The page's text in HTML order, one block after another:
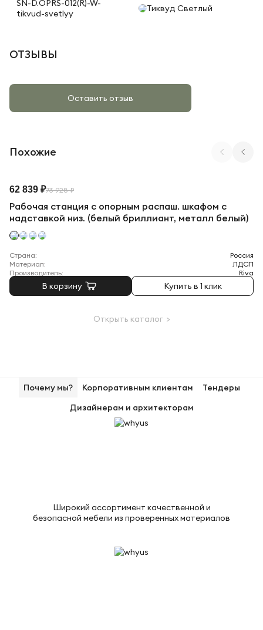
SN-D.OPRS-012(R)-W-
tikvud-svetlyy
Тиквуд Светлый
ОТЗЫВЫ
Оставить отзыв
Похожие
Рабочая станция с опорным распаш. шкафом с
надставкой низ. (белый бриллиант, металл белый)
62 839 ₽73 928 ₽
В корзину Купить в 1 клик
Страна:
Россия
Материал:
ЛДСП
Производитель:
Riva
Открыть каталог >
Почему мы? Корпоративным клиентам
Тендеры
Дизайнерам и архитекторам
Широкий ассортимент качественной и
безопасной мебели из проверенных материалов